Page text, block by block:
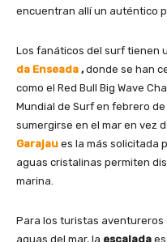
encuentran allí un auténtico
Los fanáticos del surf tienen
da Enseada ,donde se han
como el Red Bull Big Wave
Mundial de Surf en febrero
sumergirse en el mar en vez
Garajau es la más solicitada
aguas cristalinas permiten
marina.
Para los turistas aventureros
aguas del mar, la escalada